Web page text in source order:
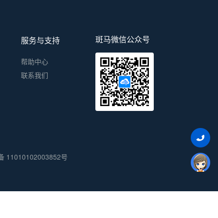
服务与支持
帮助中心
联系我们
斑马微信公众号
11010102003852号